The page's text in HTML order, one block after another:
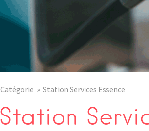
Catégorie Station Services Essence
Station